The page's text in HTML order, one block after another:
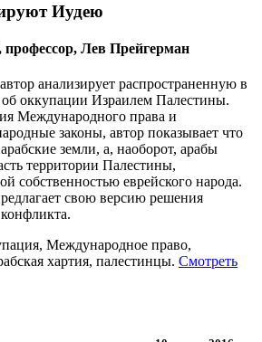
Иудею
Лев Прейгерман
анализирует распространенную в
оккупации Израилем Палестины.
Международного права и
законы, автор показывает что
земли, а, наоборот, арабы
территории Палестины,
собственностью еврейского народа.
свою версию решения
Международное право,
хартия, палестинцы. Смотреть